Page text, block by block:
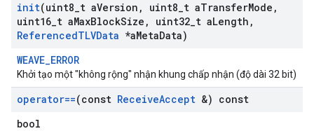
init(uint8 t aVersion , uint8 t aTransferMode ,
uint16 t aMaxBlockSize , uint32 t aLength ,
ReferencedTLVData *aMetaData)
WEAVE_ERROR
Khởi tạo một "không rộng" nhận khung chấp nhận (độ dài 32 bit)
operator==(const ReceiveAccept &) const
bool